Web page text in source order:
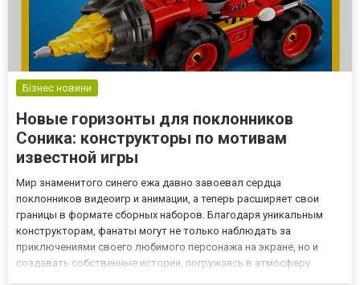
Бізнес новини
Новые горизонты для поклонников
Соника: конструкторы по мотивам
известной игры
Мир знаменитого синего ежа давно завоевал сердца
поклонников видеоигр и анимации, а теперь расширяет свои
границы в формате сборных наборов. Благодаря уникальным
конструкторам, фанаты могут не только наблюдать за
приключениями своего любимого персонажа на экране, но и
создавать собственные истории, погружаясь в атмосферу